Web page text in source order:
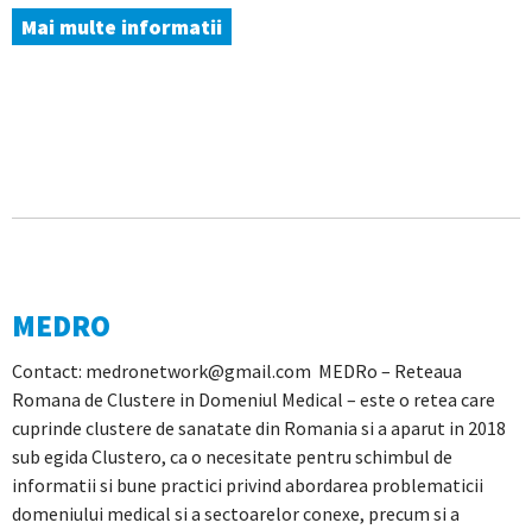
Mai multe informatii
MEDRO
Contact: medronetwork@gmail.com MEDRo – Reteaua
Romana de Clustere in Domeniul Medical – este o retea care
cuprinde clustere de sanatate din Romania si a aparut in 2018
sub egida Clustero, ca o necesitate pentru schimbul de
informatii si bune practici privind abordarea problematicii
domeniului medical si a sectoarelor conexe, precum si a